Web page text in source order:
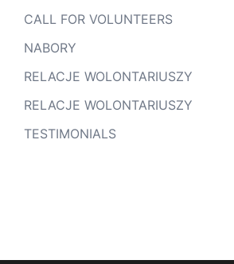
CALL FOR VOLUNTEERS
NABORY
RELACJE WOLONTARIUSZY
RELACJE WOLONTARIUSZY
TESTIMONIALS